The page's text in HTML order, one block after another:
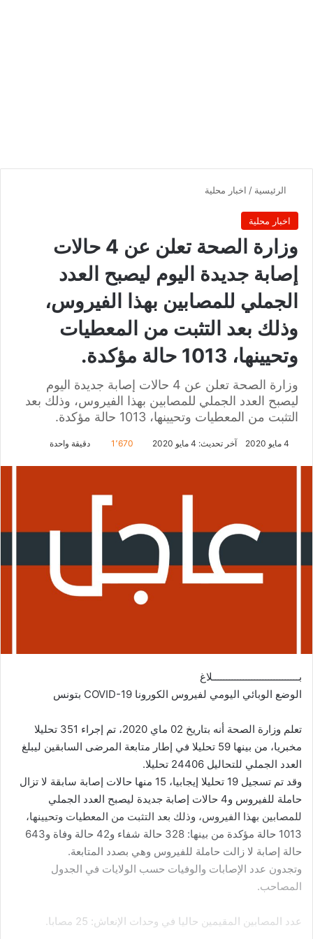
الرئيسية / اخبار محلية
اخبار محلية
وزارة الصحة تعلن عن 4 حالات
إصابة جديدة اليوم ليصبح العدد
الجملي للمصابين بهذا الفيروس،
وذلك بعد التثبت من المعطيات
وتحيينها، 1013 حالة مؤكدة.
وزارة الصحة تعلن عن 4 حالات إصابة جديدة اليوم
ليصبح العدد الجملي للمصابين بهذا الفيروس، وذلك بعد
التثبت من المعطيات وتحيينها، 1013 حالة مؤكدة.
4 مايو 2020 آخر تحديث: 4 مايو 2020 1٬670 دقيقة واحدة
بـــــــــــــــــــــــــــــــلاغ
الوضع الوبائي اليومي لفيروس الكورونا COVID-19 بتونس
تعلم وزارة الصحة أنه بتاريخ 02 ماي 2020، تم إجراء 351 تحليلا
مخبريا، من بينها 59 تحليلا في إطار متابعة المرضى السابقين ليبلغ
العدد الجملي للتحاليل 24406 تحليلا.
وقد تم تسجيل 19 تحليلا إيجابيا، 15 منها حالات إصابة سابقة لا تزال
حاملة للفيروس و4 حالات إصابة جديدة ليصبح العدد الجملي
للمصابين بهذا الفيروس، وذلك بعد التثبت من المعطيات وتحيينها،
1013 حالة مؤكدة من بينها: 328 حالة شفاء و42 حالة وفاة و643
حالة إصابة لا زالت حاملة للفيروس وهي بصدد المتابعة.
وتجدون عدد الإصابات والوفيات حسب الولايات في الجدول
المصاحب.
عدد المصابين المقيمين حاليا في وحدات الإنعاش: 25 مصابا.